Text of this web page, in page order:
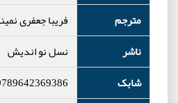
مترجم
فریبا جعفری
ناشر
نسل نو اندیش
شابک